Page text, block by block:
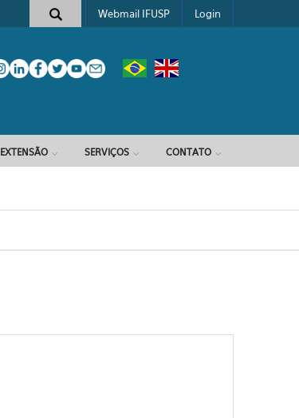
Webmail IFUSP Login
EXTENSÃO SERVIÇOS CONTATO